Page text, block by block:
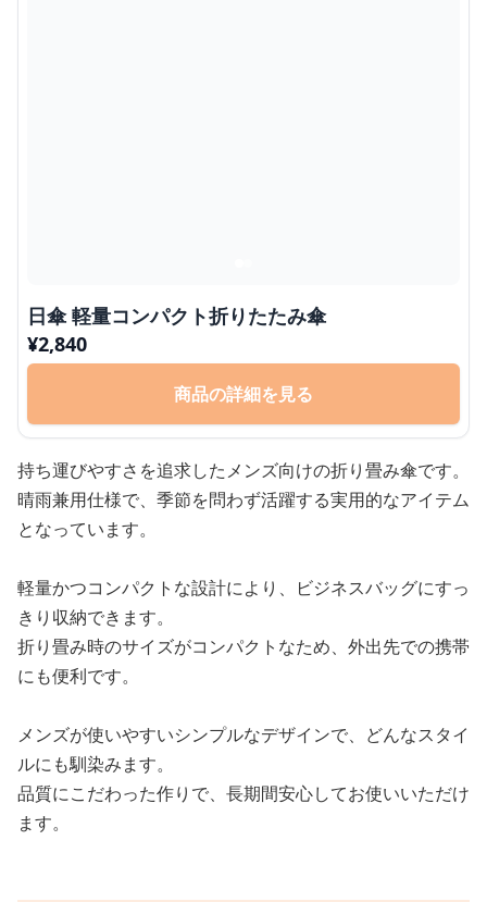
日傘 軽量コンパクト折りたたみ傘
¥2,840
商品の詳細を見る
持ち運びやすさを追求したメンズ向けの折り畳み傘です。
晴雨兼用仕様で、季節を問わず活躍する実用的なアイテム
となっています。
軽量かつコンパクトな設計により、ビジネスバッグにすっ
きり収納できます。
折り畳み時のサイズがコンパクトなため、外出先での携帯
にも便利です。
メンズが使いやすいシンプルなデザインで、どんなスタイ
ルにも馴染みます。
品質にこだわった作りで、長期間安心してお使いいただけ
ます。